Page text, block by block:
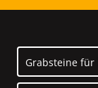
Grabsteine für